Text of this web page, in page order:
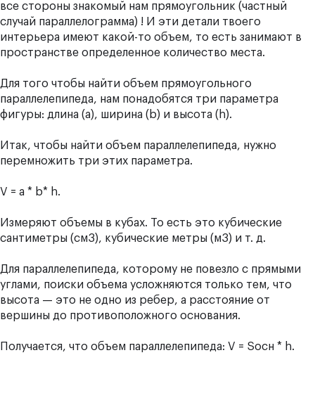
все стороны знакомый нам прямоугольник (частный
случай параллелограмма) ! И эти детали твоего
интерьера имеют какой-то объем, то есть занимают в
пространстве определенное количество места.
Для того чтобы найти объем прямоугольного
параллелепипеда, нам понадобятся три параметра
фигуры: длина (a), ширина (b) и высота (h).
Итак, чтобы найти объем параллелепипеда, нужно
перемножить три этих параметра.
V = a * b* h.
Измеряют объемы в кубах. То есть это кубические
сантиметры (см3), кубические метры (м3) и т. д.
Для параллелепипеда, которому не повезло с прямыми
углами, поиски объема усложняются только тем, что
высота — это не одно из ребер, а расстояние от
вершины до противоположного основания.
Получается, что объем параллелепипеда: V = Sосн * h.